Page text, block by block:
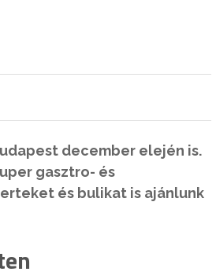
december elején is.
gasztro- és
és bulikat is ajánlunk